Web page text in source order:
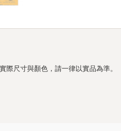
際尺寸與顏色，請一律以實品為準。